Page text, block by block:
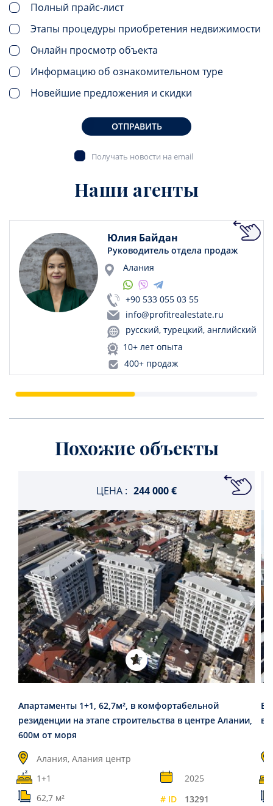
Полный прайс-лист
Этапы процедуры приобретения недвижимости
Онлайн просмотр объекта
Информацию об ознакомительном туре
Новейшие предложения и скидки
ОТПРАВИТЬ
Получать новости на email
Наши агенты
Юлия Байдан
Руководитель отдела продаж
Алания
+90 533 055 03 55
info@profitrealestate.ru
русский, турецкий, английский
10+ лет опыта
400+ продаж
Похожие объекты
ЦЕНА : 244 000 €
Апартаменты 1+1, 62,7м², в комфортабельной
резиденции на этапе строительства в центре Алании,
600м от моря
Алания, Алания центр
1+1
2025
62,7 м²
# ID 13291
в